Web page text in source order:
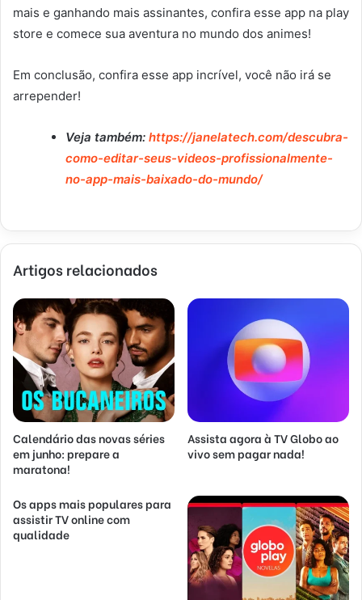
mais e ganhando mais assinantes, confira esse app na play
store e comece sua aventura no mundo dos animes!
Em conclusão, confira esse app incrível, você não irá se
arrepender!
Veja também: https://janelatech.com/descubra-
como-editar-seus-videos-profissionalmente-
no-app-mais-baixado-do-mundo/
Artigos relacionados
Calendário das novas séries
em junho: prepare a
maratona!
Assista agora à TV Globo ao
vivo sem pagar nada!
Os apps mais populares para
assistir TV online com
qualidade